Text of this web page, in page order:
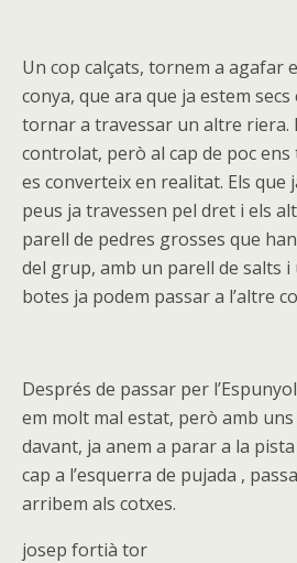
Un cop calçats, tornem a agafar
conya, que ara que ja estem
tornar a travessar un altre riera.
controlat, però al cap de poc
es converteix en realitat. Els que
peus ja travessen pel dret i els
parell de pedres grosses que
del grup, amb un parell de salts i
botes ja podem passar a l’altre
Després de passar per
em molt mal estat, però amb
davant, ja anem a parar a la
cap a l’esquerra de pujada ,
arribem als cotxes.
josep fortià tor